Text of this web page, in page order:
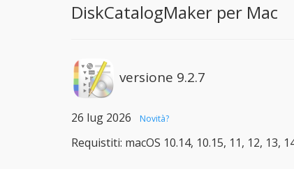
DiskCatalogMaker per Mac
versione 9.2.7
26 lug 2026 Novità?
Requistiti: macOS 10.14, 10.15, 11, 12,